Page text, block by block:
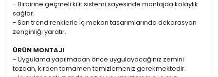
- Birbirine geçmeli kilit sistemi sayesinde montajda kolaylık
sağlar.
- Son trend renklerle iç mekan tasarımlarında dekorasyon
zenginliği yaratır.
ÜRÜN MONTAJI
- Uygulama yapılmadan önce uygulayacağınız zemini
tozdan, kirden tamamen temizlemeniz gerekmektedir.